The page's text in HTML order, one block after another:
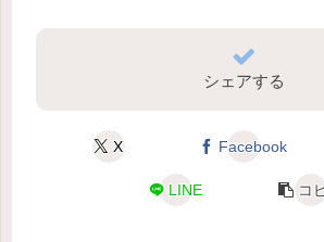
シェアする
X Facebook
LINE コ